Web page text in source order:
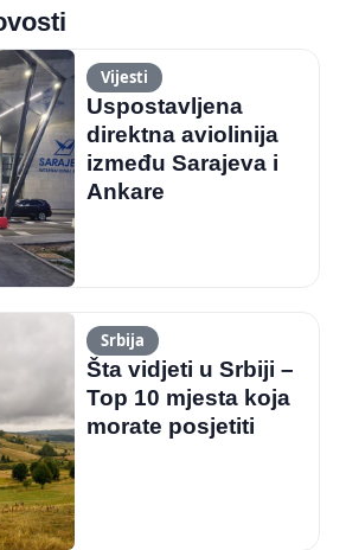
Vijesti
Uspostavljena
direktna aviolinija
između Sarajeva i
Ankare
Srbija
Šta vidjeti u Srbiji –
Top 10 mjesta koja
morate posjetiti